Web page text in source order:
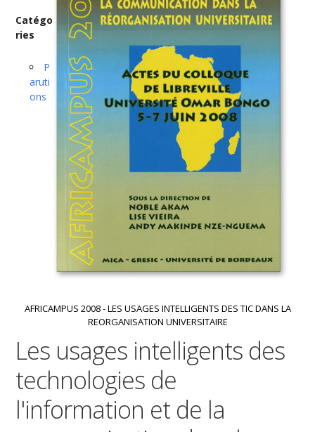
AFRICAMPUS 2008 - LES USAGES INTELLIGENTS DES TIC DANS LA
REORGANISATION UNIVERSITAIRE
Catégo
ries
P
aruti
ons
Les usages intelligents des
technologies de
l'information et de la